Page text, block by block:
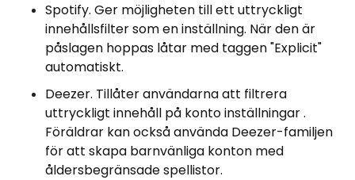
Spotify. Ger möjligheten till ett uttryckligt
innehållsfilter som en inställning. När den är
påslagen hoppas låtar med taggen "Explicit"
automatiskt.
Deezer. Tillåter användarna att filtrera
uttryckligt innehåll på konto inställningar .
Föräldrar kan också använda Deezer-familjen
för att skapa barnvänliga konton med
åldersbegränsade spellistor.